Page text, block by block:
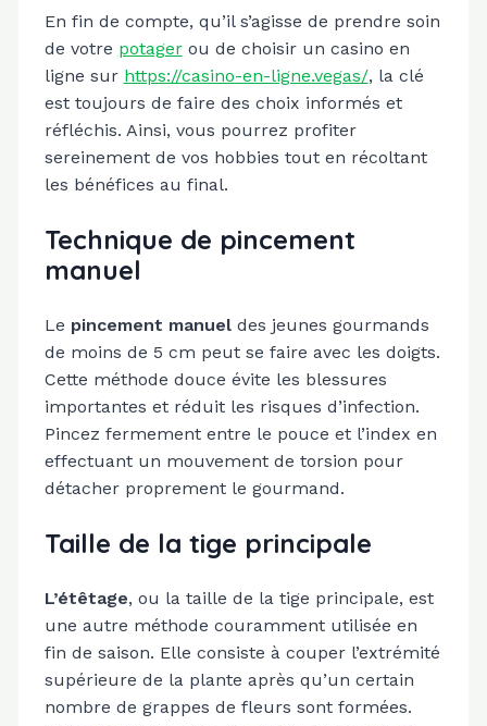
En fin de compte, qu’il s’agisse de prendre soin
de votre potagerou de choisir un casino en
ligne sur https://casino-en-ligne.vegas/, la clé
est toujours de faire des choix informés et
réfléchis. Ainsi, vous pourrez profiter
sereinement de vos hobbies tout en récoltant
les bénéfices au final.
Technique de pincement
manuel
Le pincement manueldes jeunes gourmands
de moins de 5 cm peut se faire avec les doigts.
Cette méthode douce évite les blessures
importantes et réduit les risques d’infection.
Pincez fermement entre le pouce et l’index en
effectuant un mouvement de torsion pour
détacher proprement le gourmand.
Taille de la tige principale
L’étêtage, ou la taille de la tige principale, est
une autre méthode couramment utilisée en
fin de saison. Elle consiste à couper l’extrémité
supérieure de la plante après qu’un certain
nombre de grappes de fleurs sont formées.